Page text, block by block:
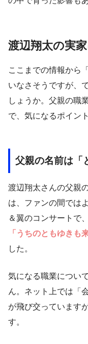
渡辺翔太の実
ここまでの情報から
いなさそうですが、
しょうか。父親の職
で、気になるポイン
父親の名前は「
渡辺翔太さんの父親
は、ファンの間では
＆翼のコンサートで
「うちのともゆきも
した。
気になる職業につい
ん。ネット上では「
が飛び交っています
す。